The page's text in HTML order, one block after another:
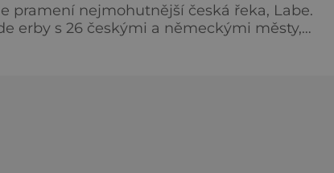
pramení nejmohutnější česká řeka, Labe.
erby s 26 českými a německými městy,
12 kilometrů, ale až na proměnlivé